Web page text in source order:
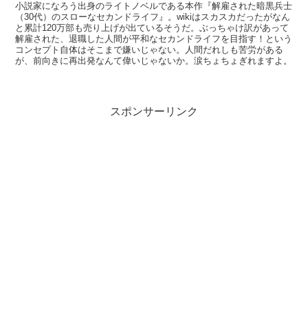
小説家になろう出身のライトノベルである本作『解雇された暗黒兵士
（30代）のスローなセカンドライフ』。wikiはスカスカだったがなん
と累計120万部も売り上げが出ているそうだ。ぶっちゃけ訳があって
解雇された、退職した人間が平和なセカンドライフを目指す！という
コンセプト自体はそこまで嫌いじゃない。人間だれしも苦労がある
が、前向きに再出発なんて偉いじゃないか。涙ちょちょぎれますよ。
スポンサーリンク